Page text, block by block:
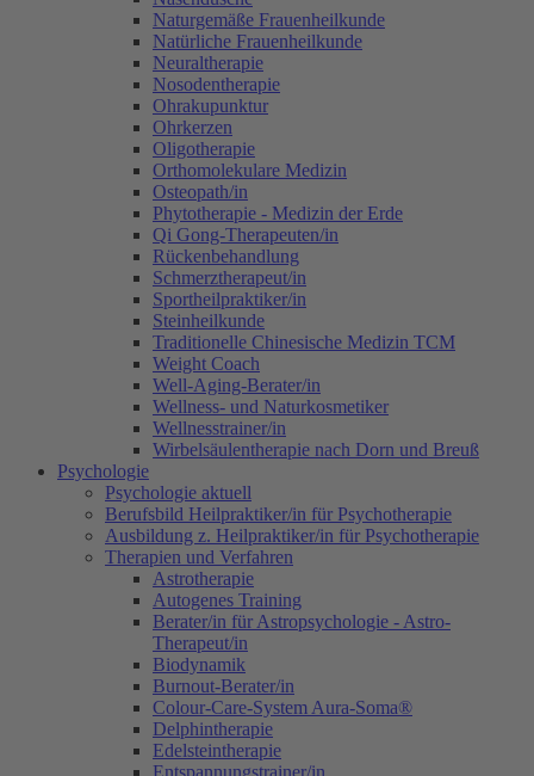
Naturgemäße Frauenheilkunde
Natürliche Frauenheilkunde
Neuraltherapie
Nosodentherapie
Ohrakupunktur
Ohrkerzen
Oligotherapie
Orthomolekulare Medizin
Osteopath/in
Phytotherapie - Medizin der Erde
Qi Gong-Therapeuten/in
Rückenbehandlung
Schmerztherapeut/in
Sportheilpraktiker/in
Steinheilkunde
Traditionelle Chinesische Medizin TCM
Weight Coach
Well-Aging-Berater/in
Wellness- und Naturkosmetiker
Wellnesstrainer/in
Wirbelsäulentherapie nach Dorn und Breuß
Psychologie
Psychologie aktuell
Berufsbild Heilpraktiker/in für Psychotherapie
Ausbildung z. Heilpraktiker/in für Psychotherapie
Therapien und Verfahren
Astrotherapie
Autogenes Training
Berater/in für Astropsychologie - Astro-
Therapeut/in
Biodynamik
Burnout-Berater/in
Colour-Care-System Aura-Soma®
Delphintherapie
Edelsteintherapie
Entspannungstrainer/in